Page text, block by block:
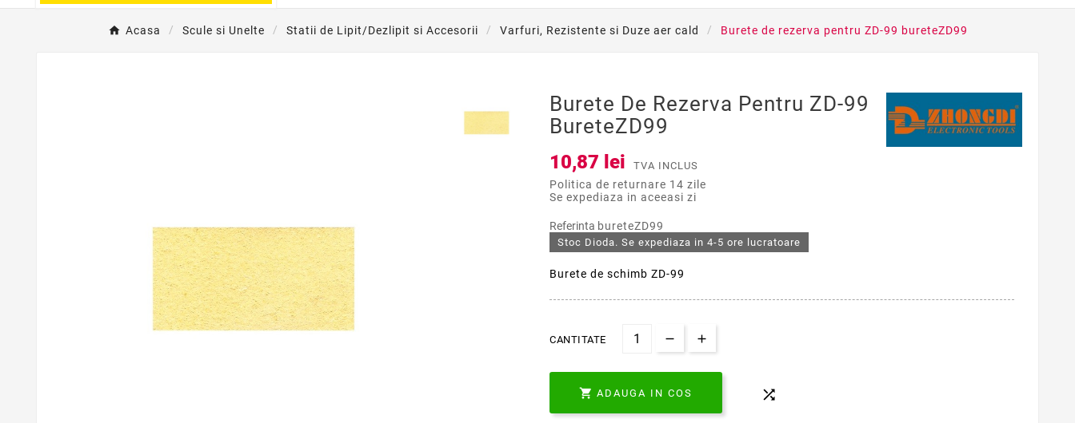
Acasa Scule si Unelte Statii de Lipit/Dezlipit si Accesorii Varfuri, Rezistente si Duze aer cald Burete de rezerva pentru ZD-99 bureteZD99
Burete De Rezerva Pentru ZD-99
BureteZD99
10,87 lei TVA INCLUS
Politica de returnare 14 zile
Se expediaza in aceeasi zi
Referinta bureteZD99
Stoc Dioda. Se expediaza in 4-5 ore lucratoare
Burete de schimb ZD-99
CANTITATE
 ADAUGA IN COS 